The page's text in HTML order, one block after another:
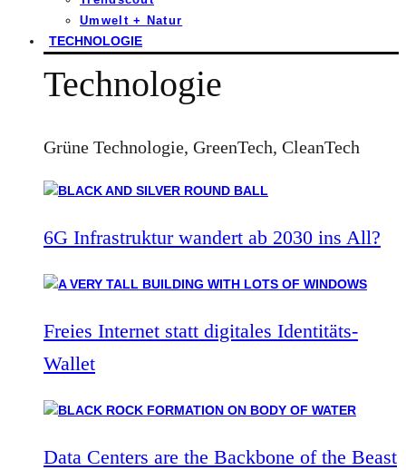
Umwelt + Natur
TECHNOLOGIE
Technologie
Grüne Technologie, GreenTech, CleanTech
6G Infrastruktur wandert ab 2030 ins All?
Freies Internet statt digitales Identitäts-
Wallet
Data Centers are the Backbone of the Beast